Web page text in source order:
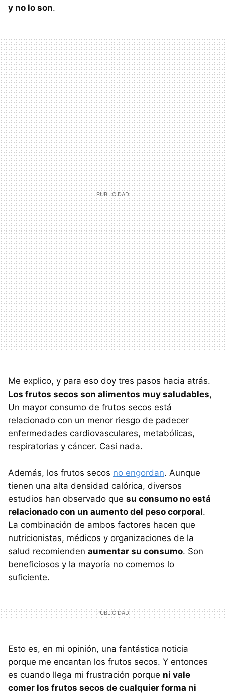
y no lo son.
Me explico, y para eso doy tres pasos hacia atrás.
Los frutos secos son alimentos muy saludables,
Un mayor consumo de frutos secos está
relacionado con un menor riesgo de padecer
enfermedades cardiovasculares, metabólicas,
respiratorias y cáncer. Casi nada.
Además, los frutos secos no engordan. Aunque
tienen una alta densidad calórica, diversos
estudios han observado que su consumo no está
relacionado con un aumento del peso corporal.
La combinación de ambos factores hacen que
nutricionistas, médicos y organizaciones de la
salud recomienden aumentar su consumo. Son
beneficiosos y la mayoría no comemos lo
suficiente.
Esto es, en mi opinión, una fantástica noticia
porque me encantan los frutos secos. Y entonces
es cuando llega mi frustración porque ni vale
comer los frutos secos de cualquier forma ni